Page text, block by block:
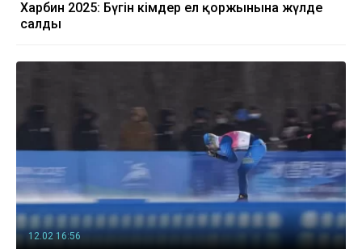
Харбин 2025: Бүгін кімдер ел қоржынына жүлде
салды
12.02 16:56